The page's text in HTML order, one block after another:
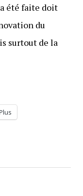
été faite doit
du
surtout de la